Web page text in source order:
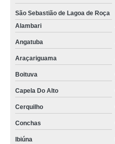
São Sebastião de Lagoa de Roça
Alambari
Angatuba
Araçariguama
Boituva
Capela Do Alto
Cerquilho
Conchas
Ibiúna